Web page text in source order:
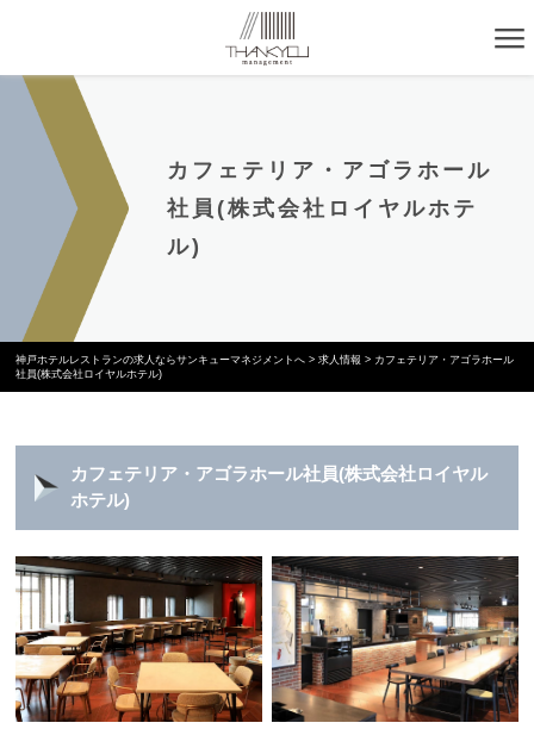
カフェテリア・アゴラホール
社員(株式会社ロイヤルホテ
ル)
神戸ホテルレストランの求人ならサンキューマネジメントへ >求人情報 > カフェテリア・アゴラホール
社員(株式会社ロイヤルホテル)
カフェテリア・アゴラホール社員(株式会社ロイヤル
ホテル)